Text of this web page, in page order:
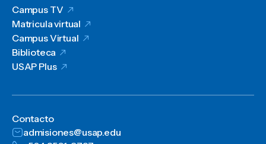
Campus TV
Matricula virtual
Campus Virtual
Biblioteca
USAP Plus
Contacto
admisiones@usap.edu